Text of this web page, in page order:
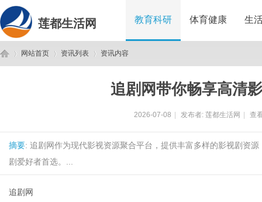
莲都生活网 教育科研 体育健康 生
网站首页 资讯列表 资讯内容
追剧网带你畅享高清
2026-07-08 发布者: 莲都生活网 查
摘要: 追剧网作为现代影视资源聚合平台，提供丰富多样的影视剧资
剧爱好者首选。...
追剧网